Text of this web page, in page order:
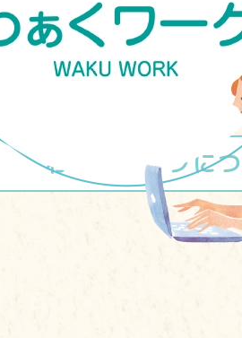
して、グループワーク
ーダーメイドの支援を
わぁくワークに